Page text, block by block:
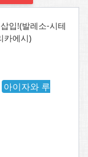
입!(발레소-시테
카에시)
아이자와 루